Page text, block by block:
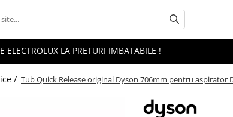
ELECTROLUX LA PRETURI IMBATABILE !
/ Tub Quick Release original Dyson 706mm pentru aspirator